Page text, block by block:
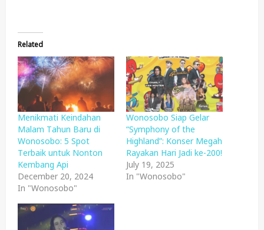
Related
Menikmati Keindahan
Malam Tahun Baru di
Wonosobo: 5 Spot
Terbaik untuk Nonton
Kembang Api
December 20, 2024
In "Wonosobo"
Wonosobo Siap Gelar
“Symphony of the
Highland”: Konser Megah
Rayakan Hari Jadi ke-200!
July 19, 2025
In "Wonosobo"